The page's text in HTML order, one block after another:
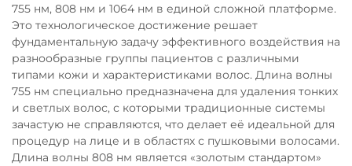
755 нм, 808 нм и 1064 нм в единой сложной платформе.
Это технологическое достижение решает
фундаментальную задачу эффективного воздействия на
разнообразные группы пациентов с различными
типами кожи и характеристиками волос. Длина волны
755 нм специально предназначена для удаления тонких
и светлых волос, с которыми традиционные системы
зачастую не справляются, что делает её идеальной для
процедур на лице и в областях с пушковыми волосами.
Длина волны 808 нм является «золотым стандартом»